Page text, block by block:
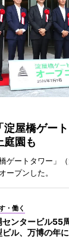
淀屋橋ゲー
庭園も
ゲートタワー」
ープンした。
・働く
センタービル55
ビル、万博の年